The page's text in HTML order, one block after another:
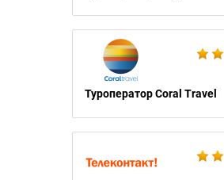
Туроператор Coral Travel